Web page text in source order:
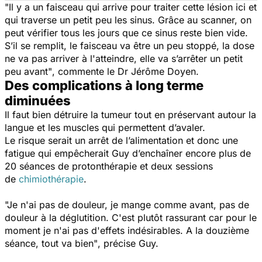
"Il y a un faisceau qui arrive pour traiter cette lésion ici et
qui traverse un petit peu les sinus. Grâce au scanner, on
peut vérifier tous les jours que ce sinus reste bien vide.
S’il se remplit, le faisceau va être un peu stoppé, la dose
ne va pas arriver à l'atteindre, elle va s’arrêter un petit
peu avant", commente le Dr Jérôme Doyen.
Des complications à long terme
diminuées
Il faut bien détruire la tumeur tout en préservant autour la
langue et les muscles qui permettent d’avaler.
Le risque serait un arrêt de l’alimentation et donc une
fatigue qui empêcherait Guy d’enchaîner encore plus de
20 séances de protonthérapie et deux sessions
de chimiothérapie.
"Je n'ai pas de douleur, je mange comme avant, pas de
douleur à la déglutition. C'est plutôt rassurant car pour le
moment je n'ai pas d'effets indésirables. A la douzième
séance, tout va bien", précise Guy.